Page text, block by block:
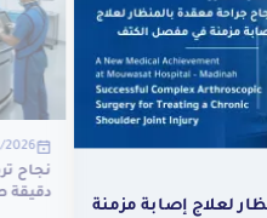
لعلاج إصابة مزمنة
2026
نجاح
دقيقة